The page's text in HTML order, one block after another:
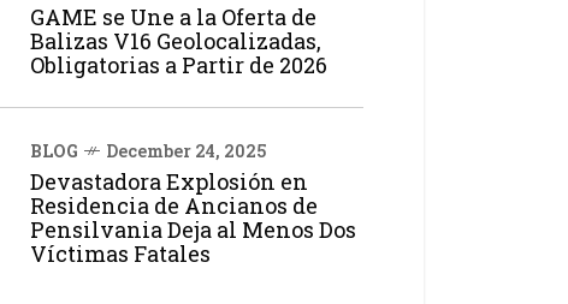
GAME se Une a la Oferta de
Balizas V16 Geolocalizadas,
Obligatorias a Partir de 2026
BLOG December 24, 2025
Devastadora Explosión en
Residencia de Ancianos de
Pensilvania Deja al Menos Dos
Víctimas Fatales